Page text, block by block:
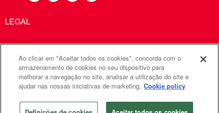
LEGAL
Comunicações Metodistas Unidas é uma agência da Igreja
Metodista Unida
©2026 Comunicações Metodistas Unidas. Todos os direitos
reservados
Ao clicar em "Aceitar todos os cookies", concorda com o
armazenamento de cookies no seu dispositivo para
melhorar a navegação no site, analisar a utilização do site e
ajudar nas nossas iniciativas de marketing. Cookie policy